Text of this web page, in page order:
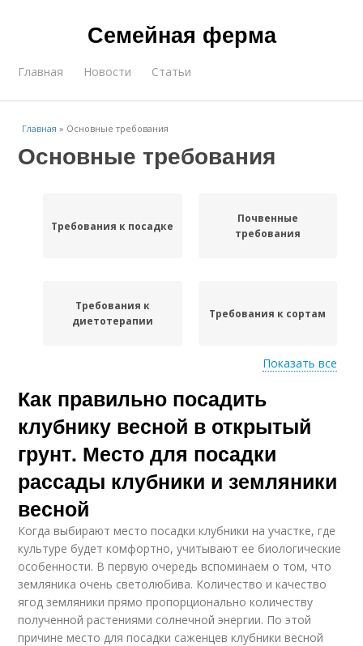
Семейная ферма
Главная Новости Статьи
Главная » Основные требования
Основные требования
Требования к посадке
Почвенные
требования
Требования к
диетотерапии
Требования к сортам
Требования к участку
Основные
характеристики
Показать все
Как правильно посадить
клубнику весной в открытый
грунт. Место для посадки
рассады клубники и земляники
весной
Когда выбирают место посадки клубники на участке, где
культуре будет комфортно, учитывают ее биологические
особенности. В первую очередь вспоминаем о том, что
земляника очень светолюбива. Количество и качество
ягод земляники прямо пропорционально количеству
полученной растениями солнечной энергии. По этой
причине место для посадки саженцев клубники весной